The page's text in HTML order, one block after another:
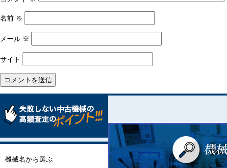
名前 ※
メール ※
サイト
機械名から選ぶ